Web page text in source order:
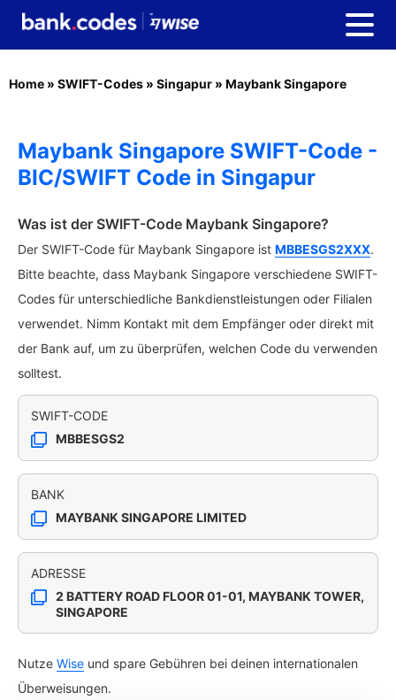
Home » SWIFT-Codes » Singapur » Maybank Singapore
Maybank Singapore SWIFT-Code -
BIC/SWIFT Code in Singapur
Was ist der SWIFT-Code Maybank Singapore?
Der SWIFT-Code für Maybank Singapore ist MBBESGS2XXX.
Bitte beachte, dass Maybank Singapore verschiedene SWIFT-
Codes für unterschiedliche Bankdienstleistungen oder Filialen
verwendet. Nimm Kontakt mit dem Empfänger oder direkt mit
der Bank auf, um zu überprüfen, welchen Code du verwenden
solltest.
SWIFT-CODE
MBBESGS2
BANK
MAYBANK SINGAPORE LIMITED
ADRESSE
2 BATTERY ROAD FLOOR 01-01, MAYBANK TOWER,
SINGAPORE
Nutze Wise und spare Gebühren bei deinen internationalen
Überweisungen.